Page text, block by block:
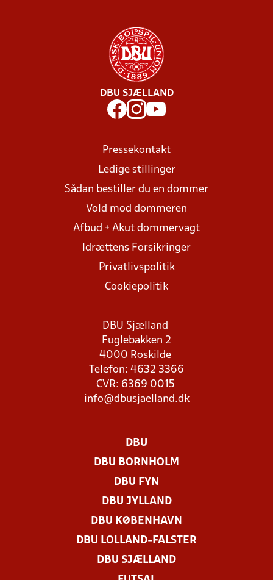
DBU SJÆLLAND
Pressekontakt
Ledige stillinger
Sådan bestiller du en dommer
Vold mod dommeren
Afbud + Akut dommervagt
Idrættens Forsikringer
Privatlivspolitik
Cookiepolitik
DBU Sjælland
Fuglebakken 2
4000 Roskilde
Telefon: 4632 3366
CVR: 6369 0015
info@dbusjaelland.dk
DBU
DBU BORNHOLM
DBU FYN
DBU JYLLAND
DBU KØBENHAVN
DBU LOLLAND-FALSTER
DBU SJÆLLAND